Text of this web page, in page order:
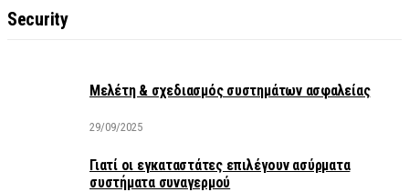
Security
Μελέτη & σχεδιασμός συστημάτων ασφαλείας
29/09/2025
Γιατί οι εγκαταστάτες επιλέγουν ασύρματα
συστήματα συναγερμού